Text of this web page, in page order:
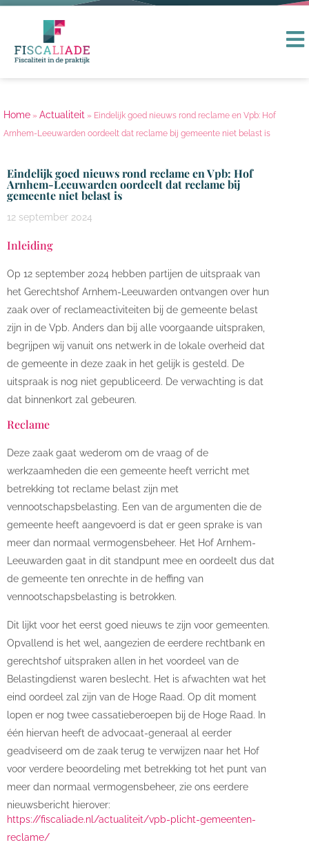
Home » Actualiteit » Eindelijk goed nieuws rond reclame en Vpb: Hof
Arnhem-Leeuwarden oordeelt dat reclame bij gemeente niet belast is
Eindelijk goed nieuws rond reclame en Vpb: Hof
Arnhem-Leeuwarden oordeelt dat reclame bij
gemeente niet belast is
12 september 2024
Inleiding
Op 12 september 2024 hebben partijen de uitspraak van
het Gerechtshof Arnhem-Leeuwarden ontvangen over hun
zaak over of reclameactiviteiten bij de gemeente belast
zijn in de Vpb. Anders dan bij alle voorgaande uitspraken,
begrijpen wij vanuit ons netwerk in de lokale overheid dat
de gemeente in deze zaak in het gelijk is gesteld. De
uitspraak is nog niet gepubliceerd. De verwachting is dat
dat binnenkort zal gebeuren.
Reclame
Deze zaak gaat wederom om de vraag of de
werkzaamheden die een gemeente heeft verricht met
betrekking tot reclame belast zijn met
vennootschapsbelasting. Een van de argumenten die de
gemeente heeft aangevoerd is dat er geen sprake is van
meer dan normaal vermogensbeheer. Het Hof Arnhem-
Leeuwarden gaat in dit standpunt mee en oordeelt dus dat
de gemeente ten onrechte in de heffing van
vennootschapsbelasting is betrokken.
Dit lijkt voor het eerst goed nieuws te zijn voor gemeenten.
Opvallend is het wel, aangezien de eerdere rechtbank en
gerechtshof uitspraken allen in het voordeel van de
Belastingdienst waren beslecht. Het is afwachten wat het
eind oordeel zal zijn van de Hoge Raad. Op dit moment
lopen er nog twee cassatieberoepen bij de Hoge Raad. In
één hiervan heeft de advocaat-generaal al eerder
geadviseerd om de zaak terug te verwijzen naar het Hof
voor verdere beoordeling met betrekking tot het punt van
meer dan normaal vermogensbeheer, zie ons eerdere
nieuwsbericht hierover:
https://fiscaliade.nl/actualiteit/vpb-plicht-gemeenten-
reclame/